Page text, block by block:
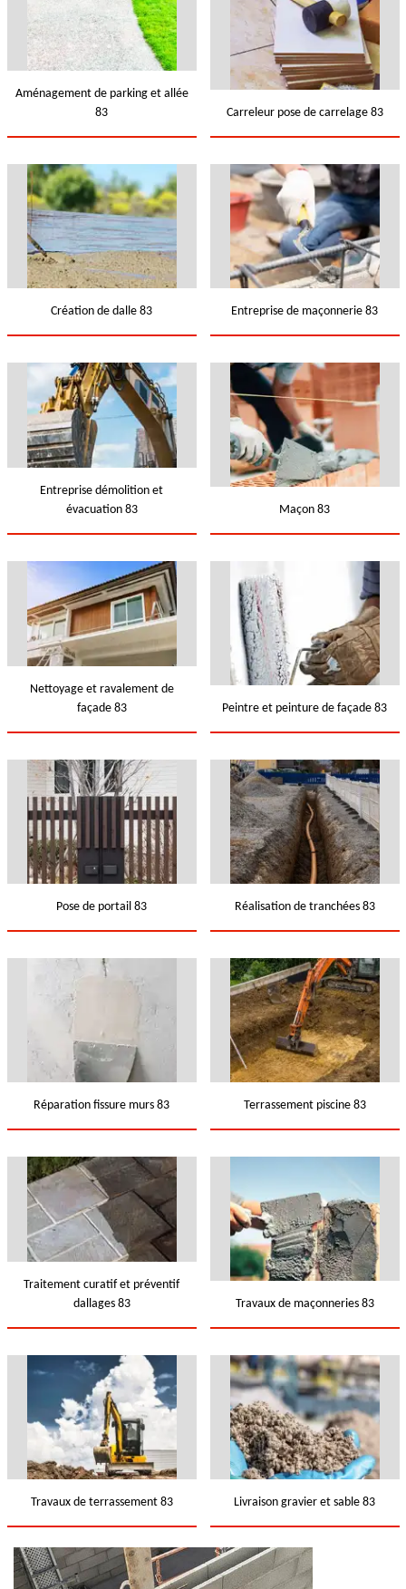
Aménagement de parking et allée
83
Carreleur pose de carrelage 83
Création de dalle 83 Entreprise de maçonnerie 83
Entreprise démolition et
évacuation 83
Maçon 83
Nettoyage et ravalement de
façade 83
Peintre et peinture de façade 83
Pose de portail 83 Réalisation de tranchées 83
Réparation fissure murs 83 Terrassement piscine 83
Traitement curatif et préventif
dallages 83
Travaux de maçonneries 83
Travaux de terrassement 83 Livraison gravier et sable 83